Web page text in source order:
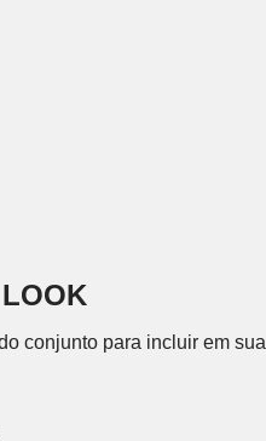
conjunto para incluir em sua